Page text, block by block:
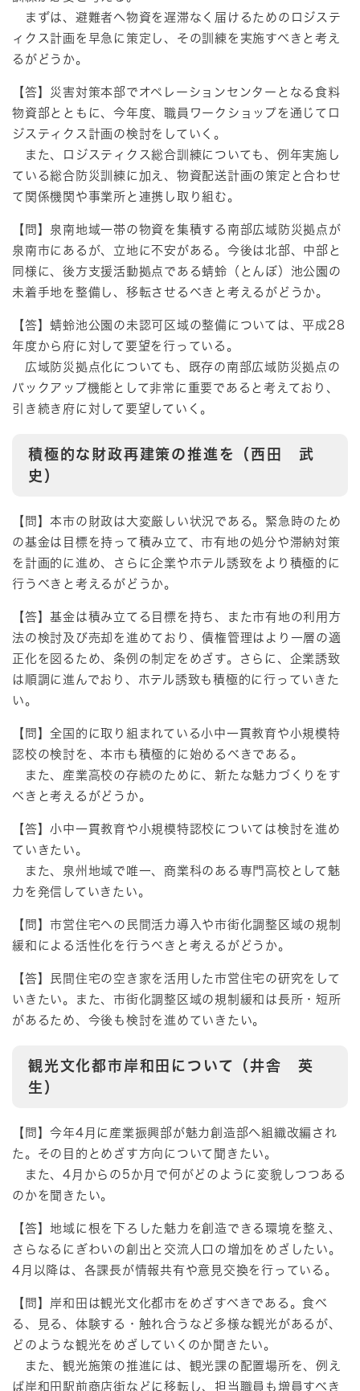
まずは、避難者へ物資を遅滞なく届けるためのロジステ
ィクス計画を早急に策定し、その訓練を実施すべきと考え
るがどうか。
【答】災害対策本部でオペレーションセンターとなる食料
物資部とともに、今年度、職員ワークショップを通じてロ
ジスティクス計画の検討をしていく。
また、ロジスティクス総合訓練についても、例年実施し
ている総合防災訓練に加え、物資配送計画の策定と合わせ
て関係機関や事業所と連携し取り組む。
【問】泉南地域一帯の物資を集積する南部広域防災拠点が
泉南市にあるが、立地に不安がある。今後は北部、中部と
同様に、後方支援活動拠点である蜻蛉（とんぼ）池公園の
未着手地を整備し、移転させるべきと考えるがどうか。
【答】蜻蛉池公園の未認可区域の整備については、平成28
年度から府に対して要望を行っている。
広域防災拠点化についても、既存の南部広域防災拠点の
バックアップ機能として非常に重要であると考えており、
引き続き府に対して要望していく。
積極的な財政再建策の推進を（西田 武
史）
【問】本市の財政は大変厳しい状況である。緊急時のため
の基金は目標を持って積み立て、市有地の処分や滞納対策
を計画的に進め、さらに企業やホテル誘致をより積極的に
行うべきと考えるがどうか。
【答】基金は積み立てる目標を持ち、また市有地の利用方
法の検討及び売却を進めており、債権管理はより一層の適
正化を図るため、条例の制定をめざす。さらに、企業誘致
は順調に進んでおり、ホテル誘致も積極的に行っていきた
い。
【問】全国的に取り組まれている小中一貫教育や小規模特
認校の検討を、本市も積極的に始めるべきである。
また、産業高校の存続のために、新たな魅力づくりをす
べきと考えるがどうか。
【答】小中一貫教育や小規模特認校については検討を進め
ていきたい。
また、泉州地域で唯一、商業科のある専門高校として魅
力を発信していきたい。
【問】市営住宅への民間活力導入や市街化調整区域の規制
緩和による活性化を行うべきと考えるがどうか。
【答】民間住宅の空き家を活用した市営住宅の研究をして
いきたい。また、市街化調整区域の規制緩和は長所・短所
があるため、今後も検討を進めていきたい。
観光文化都市岸和田について（井舎 英
生）
【問】今年4月に産業振興部が魅力創造部へ組織改編され
た。その目的とめざす方向について聞きたい。
また、4月からの5か月で何がどのように変貌しつつある
のかを聞きたい。
【答】地域に根を下ろした魅力を創造できる環境を整え、
さらなるにぎわいの創出と交流人口の増加をめざしたい。
4月以降は、各課長が情報共有や意見交換を行っている。
【問】岸和田は観光文化都市をめざすべきである。食べ
る、見る、体験する・触れ合うなど多様な観光があるが、
どのような観光をめざしていくのか聞きたい。
また、観光施策の推進には、観光課の配置場所を、例え
ば岸和田駅前商店街などに移転し、担当職員も増員すべき